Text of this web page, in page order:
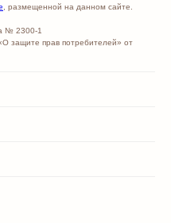
, размещенной на данном сайте.
№ 2300-1
защите прав потребителей» от